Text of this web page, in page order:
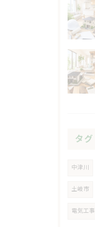
タグ
中津川
土岐市
電気工事